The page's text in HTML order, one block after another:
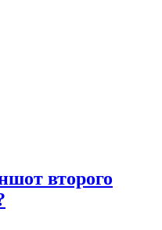
второго